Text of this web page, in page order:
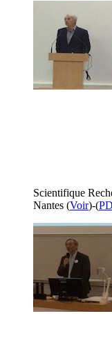
Scientifique
Nantes (Voir)-(